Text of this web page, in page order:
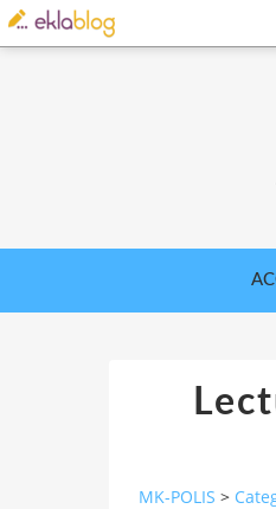
MK-POLIS >